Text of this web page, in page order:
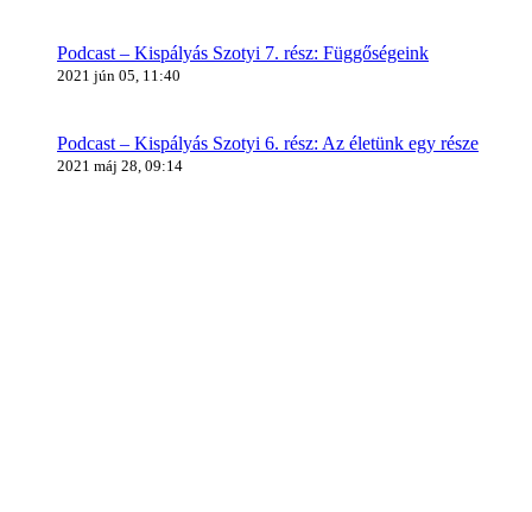
Podcast – Kispályás Szotyi 7. rész: Függőségeink
2021 jún 05, 11:40
Podcast – Kispályás Szotyi 6. rész: Az életünk egy része
2021 máj 28, 09:14